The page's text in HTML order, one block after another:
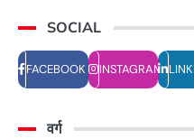
SOCIAL
FACEBOOK INSTAGRAM
वर्ग